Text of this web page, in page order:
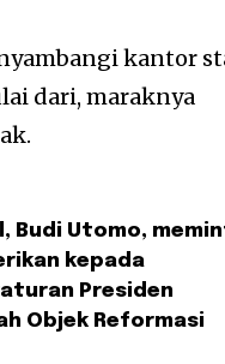
kantor
dari, maraknya
Budi Utomo,
kepada
Presiden
Objek Reformasi